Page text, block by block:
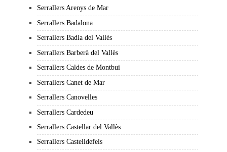
Serrallers Arenys de Mar
Serrallers Badalona
Serrallers Badia del Vallès
Serrallers Barberà del Vallès
Serrallers Caldes de Montbui
Serrallers Canet de Mar
Serrallers Canovelles
Serrallers Cardedeu
Serrallers Castellar del Vallès
Serrallers Castelldefels